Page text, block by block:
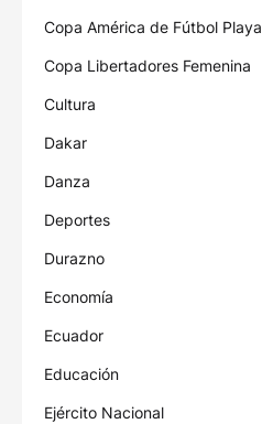
Copa América de Fútbol Playa
Copa Libertadores Femenina
Cultura
Dakar
Danza
Deportes
Durazno
Economía
Ecuador
Educación
Ejército Nacional